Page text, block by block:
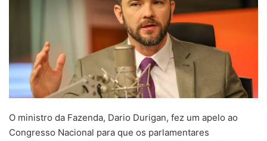
O ministro da Fazenda, Dario Durigan, fez um apelo ao
Congresso Nacional para que os parlamentares